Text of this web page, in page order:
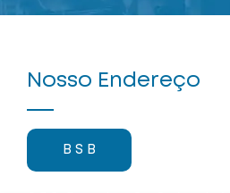
Nosso Endereço
B S B